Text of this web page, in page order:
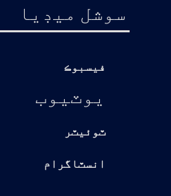
سوشل ميڊيا
فيسبوڪ
يوٽيوب
ٽوئيٽر
انسٽاگرام